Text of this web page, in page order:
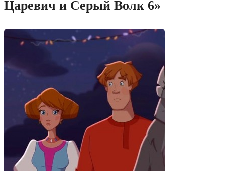
Царевич и Серый Волк 6»